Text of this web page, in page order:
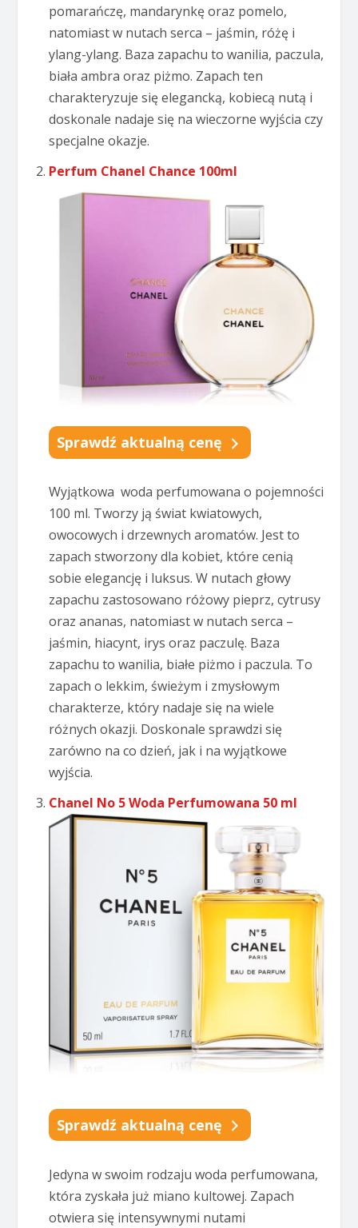
pomarańczę, mandarynkę oraz pomelo,
natomiast w nutach serca – jaśmin, różę i
ylang-ylang. Baza zapachu to wanilia, paczula,
biała ambra oraz piżmo. Zapach ten
charakteryzuje się elegancką, kobiecą nutą i
doskonale nadaje się na wieczorne wyjścia czy
specjalne okazje.
Perfum Chanel Chance 100ml
Sprawdź aktualną cenę
Wyjątkowa woda perfumowana o pojemności
100 ml. Tworzy ją świat kwiatowych,
owocowych i drzewnych aromatów. Jest to
zapach stworzony dla kobiet, które cenią
sobie elegancję i luksus. W nutach głowy
zapachu zastosowano różowy pieprz, cytrusy
oraz ananas, natomiast w nutach serca –
jaśmin, hiacynt, irys oraz paczulę. Baza
zapachu to wanilia, białe piżmo i paczula. To
zapach o lekkim, świeżym i zmysłowym
charakterze, który nadaje się na wiele
różnych okazji. Doskonale sprawdzi się
zarówno na co dzień, jak i na wyjątkowe
wyjścia.
Chanel No 5 Woda Perfumowana 50 ml
Sprawdź aktualną cenę
Jedyna w swoim rodzaju woda perfumowana,
która zyskała już miano kultowej. Zapach
otwiera się intensywnymi nutami